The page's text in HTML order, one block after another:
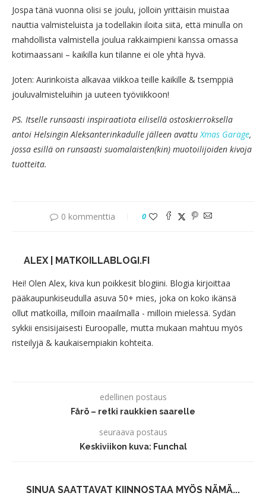
Jospa tänä vuonna olisi se joulu, jolloin yrittäisin muistaa
nauttia valmisteluista ja todellakin iloita siitä, että minulla on
mahdollista valmistella joulua rakkaimpieni kanssa omassa
kotimaassani – kaikilla kun tilanne ei ole yhtä hyvä.
Joten: Aurinkoista alkavaa viikkoa teille kaikille & tsemppiä
jouluvalmisteluihin ja uuteen työviikkoon!
PS. Itselle runsaasti inspiraatiota eilisellä ostoskierroksella
antoi Helsingin Aleksanterinkadulle jälleen avattuXmas Garage,
jossa esillä on runsaasti suomalaisten(kin) muotoilijoiden kivoja
tuotteita.
0 kommenttia 0
ALEX | MATKOILLABLOGI.FI
Hei! Olen Alex, kiva kun poikkesit blogiini. Blogia kirjoittaa
pääkaupunkiseudulla asuva 50+ mies, joka on koko ikänsä
ollut matkoilla, milloin maailmalla - milloin mielessä. Sydän
sykkii ensisijaisesti Euroopalle, mutta mukaan mahtuu myös
risteilyjä & kaukaisempiakin kohteita.
edellinen postaus
Fårö – retki raukkien saarelle
seuraava postaus
Keskiviikon kuva: Funchal
SINUA SAATTAVAT KIINNOSTAA MYÖS NÄMÄ...